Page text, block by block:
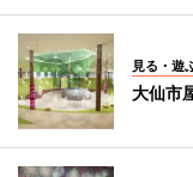
見る・遊
大仙市